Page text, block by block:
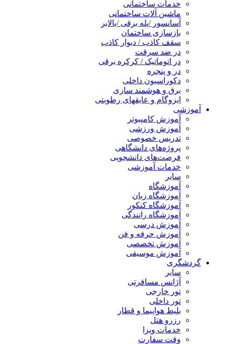
خدمات ساختمانی
ماشین آلات ساختمانی
آسانسور /پله برقی /بالابر
بازسازی ساختمان
سقف کاذب / دیوار کاذب
در ضد سرقت
در اتوماتیک / کرکره برقی
در و پنجره
دکوراسیون داخلی
برق و هوشمند سازی
ایزوگام و عایقهای رطوبتی
آموزشی
آموزش کامپیوتر
آموزش ورزشی
تدریس خصوصی
پروژه‌های دانشگاهی
فرصت‌های دانشجویی
خدمات آموزشی
سایر
آموزشگاه
آموزشگاه زبان
آموزشگاه کنکور
آموزشگاه رانندگی
آموزش درسی
آموزش حرفه و فن
آموزش تخصصی
آموزش موسیقی
گردشگری
سایر
آژانس مسافرتی
تور خارجی
تور داخلی
بلیط هواپیما و قطار
رزرو هتل
خدمات ویزا
وقت سفارت